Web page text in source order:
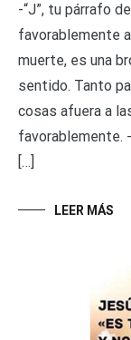
-“J”, tu párrafo
favorablemente
muerte, es una
sentido. Tanto
cosas afuera a
favorablemente.
[…]
LEER MÁS